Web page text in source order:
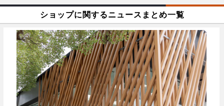
注目の記事
ショップレポート 愛車 File
自動車豆知識 ストップ！不具合修理＆粗悪修理
鈑金・塗装
ディテイリング
ディテイリング 洗車
ヘッドライト磨き コーティング
フィルム・ラッピング
鈑金・塗装
小キズ直し 防錆
特集記事
ストップ 不具合修理＆粗悪修理
カーメーカー「旧車」関連プロジェ
クト
ショップ紹介
ショップに関するニュースまとめ一覧